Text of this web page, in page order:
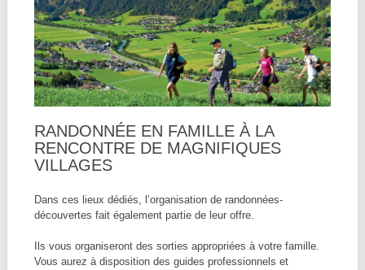
RANDONNÉE EN FAMILLE À LA
RENCONTRE DE MAGNIFIQUES
VILLAGES
Dans ces lieux dédiés, l’organisation de randonnées-
découvertes fait également partie de leur offre.
Ils vous organiseront des sorties appropriées à votre famille.
Vous aurez à disposition des guides professionnels et